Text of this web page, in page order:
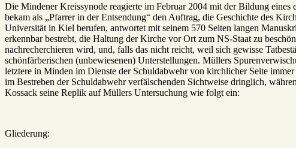
Die Mindener Kreissynode reagierte im Februar 2004 mit der Bildung
bekam als „Pfarrer in der Entsendung“ den Auftrag, die Geschichte des
Universität in Kiel berufen, antwortet mit seinem 570 Seiten langen
erkennbar bestrebt, die Haltung der Kirche vor Ort zum NS-Staat zu
nachrecherchieren wird, und, falls das nicht reicht, weil sich gewisse
schönfärberischen (unbewiesenen) Unterstellungen. Müllers
letztere in Minden im Dienste der Schuldabwehr von kirchlicher Seite
im Bestreben der Schuldabwehr verfälschenden Sichtweise dringlich,
Kossack seine Replik auf Müllers Untersuchung wie folgt ein:
Gliederung: